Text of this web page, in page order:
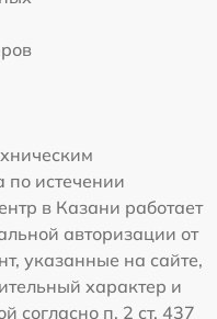
по истечении
в Казани работает
авторизации от
указанные на сайте,
характер и
согласно п. 2 ст. 437